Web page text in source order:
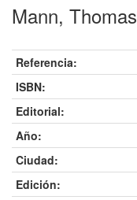
Mann, Thomas
Referencia:
ISBN:
Editorial:
Año:
Ciudad:
Edición: